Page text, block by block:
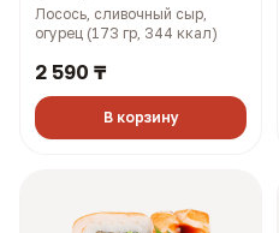
Лосось, сливочный сыр,
огурец (173 гр, 344 ккал)
2 590 ₸
В корзину